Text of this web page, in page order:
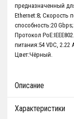
предназначенный
Ethernet:8; Скорость
способность:20
Протокол
питания:54 VDC,
Цвет:Чёрный.
Описание
Характеристики